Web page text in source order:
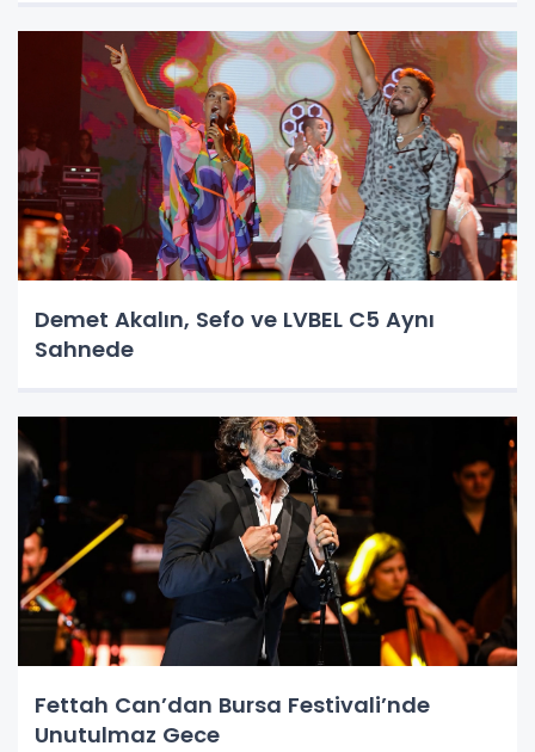
Demet Akalın, Sefo ve LVBEL C5 Aynı
Sahnede
Fettah Can’dan Bursa Festivali’nde
Unutulmaz Gece